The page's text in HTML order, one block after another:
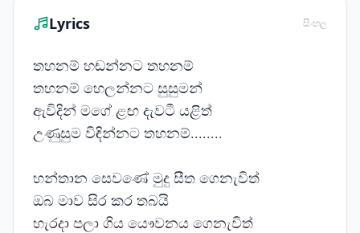
Lyrics සිංහල
තහනම් හඬන්නට තහනම්
තහනම් හෙලන්නට සුසුමන්
ඇවිදින් මගේ ළඟ දැවටී යළිත්
උණුසුම විඳින්නට තහනම්........
හන්තාන සෙවණේ මුදු සීත ගෙනැවිත්
ඔබ මාව සිර කර තබයි
හැරදා පලා ගිය යෞවනය ගෙනැවිත්